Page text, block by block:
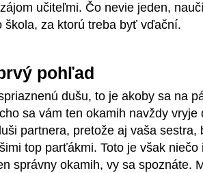
učiteľmi. Čo nevie jeden,
škola, za ktorú treba byť vďační.
pohľad
dušu, to je akoby sa na
sa vám ten okamih navždy vryje
partnera, pretože aj vaša sestra,
top parťákmi. Toto je však
správny okamih, vy sa spoznáte.